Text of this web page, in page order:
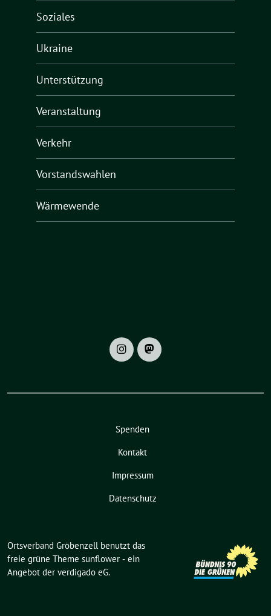
Soziales
Ukraine
Unterstützung
Veranstaltung
Verkehr
Vorstandswahlen
Wärmewende
Spenden
Kontakt
Impressum
Datenschutz
Ortsverband Gröbenzell benutzt das
freie grüne Theme sunflower ‐ ein
Angebot der verdigado eG.